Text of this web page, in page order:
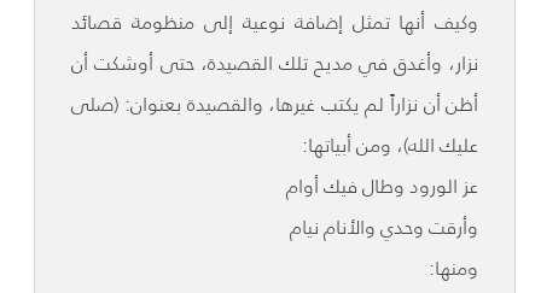
وكيف أنها تمثل إضافة نوعية إلى منظومة قصائد
نزار، وأغدق في مديح تلك القصيدة، حتى أوشكت أن
أظن أن نزاراً لم يكتب غيرها، والقصيدة بعنوان: (صلى
عليك الله)، ومن أبياتها:
عز الورود وطال فيك أوام
وأرقت وحدي والأنام نيام
ومنها: